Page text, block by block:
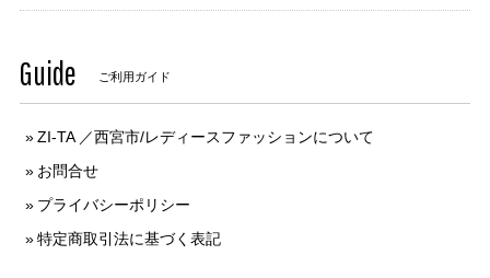
Guide ご利用ガイド
ZI-TA ／西宮市/レディースファッションについて
お問合せ
プライバシーポリシー
特定商取引法に基づく表記